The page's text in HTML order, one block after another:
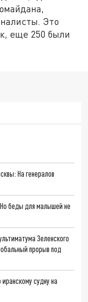
Это
еще 250 были
На генералов
беды для малышей не
Зеленского
прорыв под
судну на